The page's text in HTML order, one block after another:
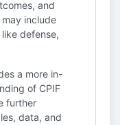
and
may include
defense,
a more in-
of CPIF
further
data, and